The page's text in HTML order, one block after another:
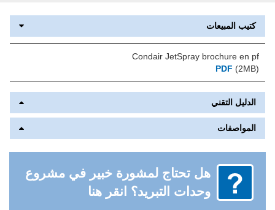
كتيب المبيعات
Condair JetSpray brochure en pf
PDF (2MB)
الدليل التقني
المواصفات
هل تحتاج لمشورة خبير في مشروع
وحدات التبريد؟ انقر هنا